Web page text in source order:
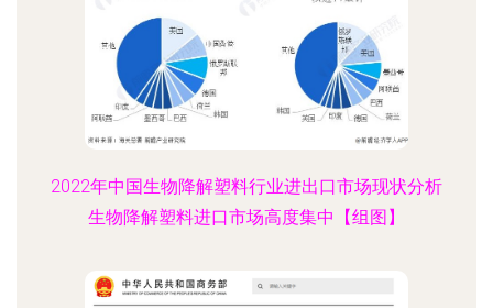
2022年中国生物降解塑料行业进出口市场现状分析
生物降解塑料进口市场高度集中【组图】